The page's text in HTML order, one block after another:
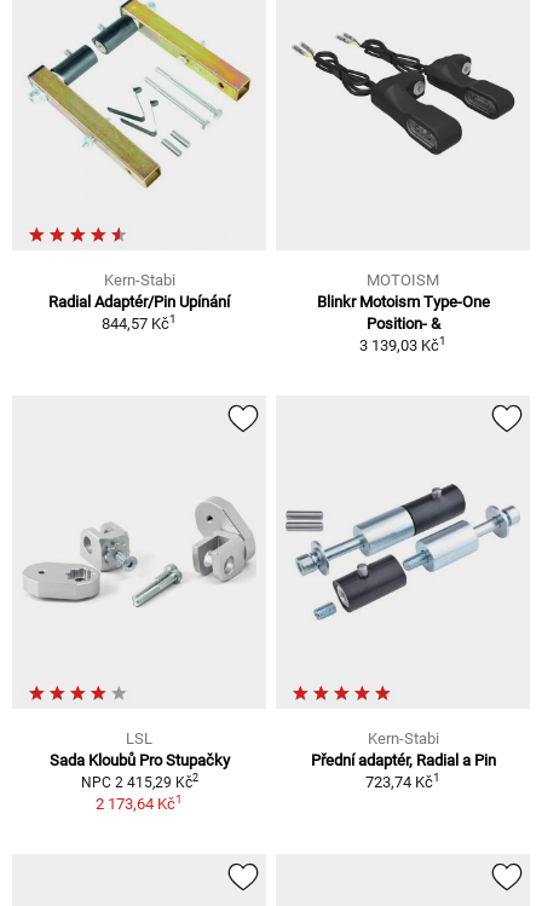
Kern-Stabi
Radial Adaptér/Pin Upínání
844,57 Kč1
MOTOISM
Blinkr Motoism Type-One
Position- &
3 139,03 Kč1
LSL
Sada Kloubů Pro Stupačky
NPC 2 415,29 Kč2
2 173,64 Kč1
Kern-Stabi
Přední adaptér, Radial a Pin
723,74 Kč1